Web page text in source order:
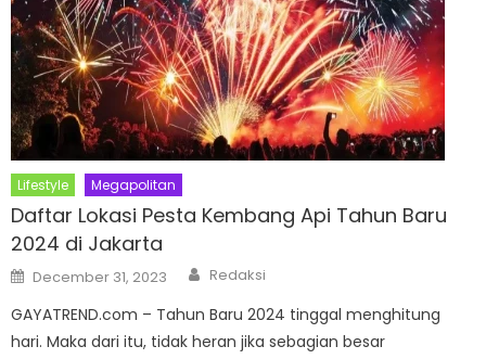
Lifestyle Megapolitan
Daftar Lokasi Pesta Kembang Api Tahun Baru
2024 di Jakarta
Posted
on
December 31, 2023 Author
Redaksi
GAYATREND.com – Tahun Baru 2024 tinggal menghitung
hari. Maka dari itu, tidak heran jika sebagian besar